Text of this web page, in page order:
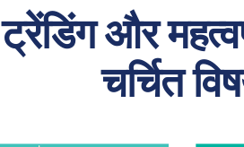
ट्रेंडिंग और
चर्चित